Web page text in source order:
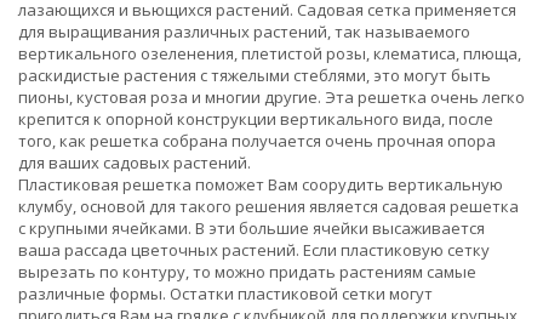
лазающихся и вьющихся растений. Садовая сетка применяется
для выращивания различных растений, так называемого
вертикального озеленения, плетистой розы, клематиса, плюща,
раскидистые растения с тяжелыми стеблями, это могут быть
пионы, кустовая роза и многии другие. Эта решетка очень легко
крепится к опорной конструкции вертикального вида, после
того, как решетка собрана получается очень прочная опора
для ваших садовых растений.
Пластиковая решетка поможет Вам соорудить вертикальную
клумбу, основой для такого решения является садовая решетка
с крупными ячейками. В эти большие ячейки высаживается
ваша рассада цветочных растений. Если пластиковую сетку
вырезать по контуру, то можно придать растениям самые
различные формы. Остатки пластиковой сетки могут